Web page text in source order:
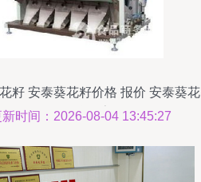
籽 安泰葵花籽价格 报价 安泰葵花
籽品牌厂家
新时间：2026-08-04 13:45:27